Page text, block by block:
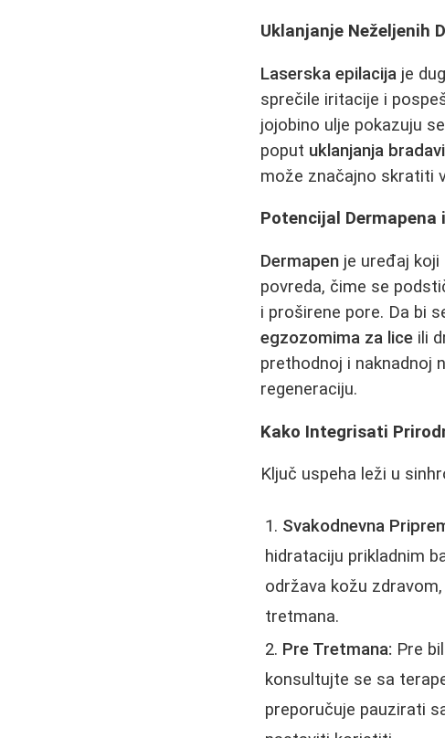
Uklanjanje Neželjenih
Laserska epilacija je
sprečile iritacije i
jojobino ulje pokazuju
poput uklanjanja
može značajno skratiti
Potencijal
Dermapen je uređaj
povreda, čime se
i proširene pore. Da bi
egzozomima za lice ili
prethodnoj i naknadnoj
regeneraciju.
Kako Integrisati
Ključ uspeha leži u
Svakodnevna
hidrataciju prikladnim
održava kožu
tretmana.
Pre Tretmana: Pre
konsultujte se sa
preporučuje pauzirati